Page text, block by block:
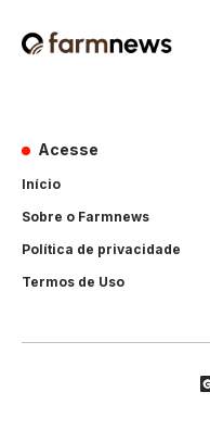
Acesse
Início
Sobre o Farmnews
Política de privacidade
Termos de Uso